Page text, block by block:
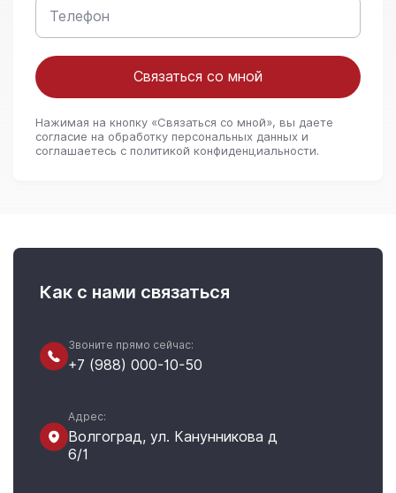
Связаться со мной
Нажимая на кнопку «Связаться со мной», вы даете
согласие на обработку персональных данных и
соглашаетесь c политикой конфиденциальности.
Как с нами связаться
Звоните прямо сейчас:
+7 (988) 000-10-50
Адрес:
Волгоград, ул. Канунникова д
6/1